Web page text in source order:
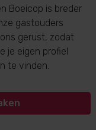
Boeicop is breder
gastouders
gerust, zodat
je eigen profiel
te vinden.